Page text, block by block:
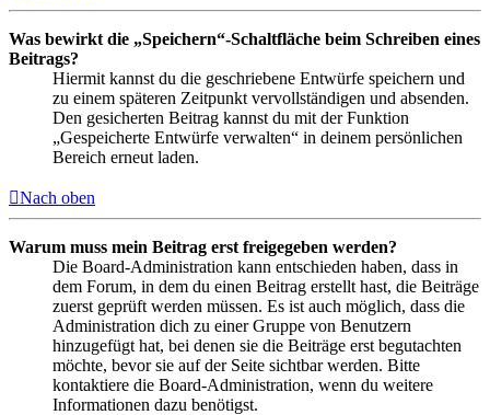
Was bewirkt die „Speichern“-Schaltfläche beim Schreiben eines
Beitrags?
Hiermit kannst du die geschriebene Entwürfe speichern und
zu einem späteren Zeitpunkt vervollständigen und absenden.
Den gesicherten Beitrag kannst du mit der Funktion
„Gespeicherte Entwürfe verwalten“ in deinem persönlichen
Bereich erneut laden.
Nach oben
Warum muss mein Beitrag erst freigegeben werden?
Die Board-Administration kann entschieden haben, dass in
dem Forum, in dem du einen Beitrag erstellt hast, die Beiträge
zuerst geprüft werden müssen. Es ist auch möglich, dass die
Administration dich zu einer Gruppe von Benutzern
hinzugefügt hat, bei denen sie die Beiträge erst begutachten
möchte, bevor sie auf der Seite sichtbar werden. Bitte
kontaktiere die Board-Administration, wenn du weitere
Informationen dazu benötigst.